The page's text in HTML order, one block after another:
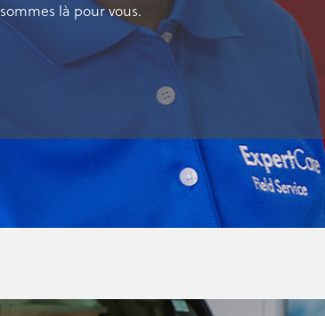
sommes là pour vous.